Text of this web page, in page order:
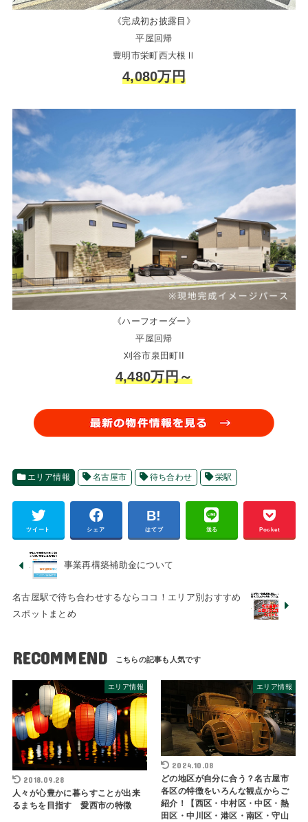
《完成初お披露目》
平屋回帰
豊明市栄町西大根Ⅱ
4,080万円
《ハーフオーダー》
平屋回帰
刈谷市泉田町II
4,480万円～
エリア情報 名古屋市 待ち合わせ 栄駅
ツイート シェア はてブ 送る Pocket
事業再構築補助金について
名古屋駅で待ち合わせするならココ！エリア別おすすめ
スポットまとめ
RECOMMEND
エリア情報
2018.09.28
人々が心豊かに暮らすことが出来
るまちを目指す 愛西市の特徴
エリア情報
2024.10.08
どの地区が自分に合う？名古屋市
各区の特徴をいろんな観点からご
紹介！【西区・中村区・中区・熱
田区・中川区・港区・南区・守山